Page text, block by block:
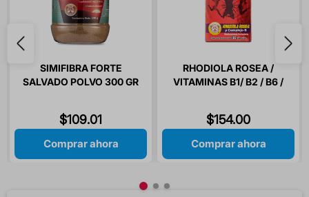
SIMIFIBRA FORTE
SALVADO POLVO 300 GR
$109.01
Comprar ahora
RHODIOLA ROSEA /
VITAMINAS B1/ B2 / B6 /
$154.00
Comprar ahora